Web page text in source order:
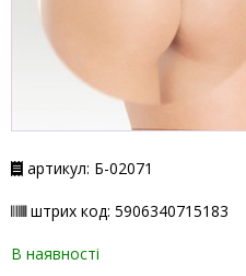
артикул: Б-02071
штрих код: 5906340715183
В наявності